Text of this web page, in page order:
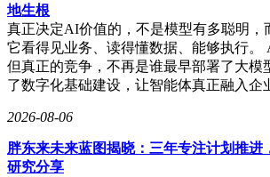
地生根
真正决定AI价值的，不是模型有多聪明，
它看得见业务、读得懂数据、能够执行。
但真正的竞争，不再是谁最早部署了大模
了数字化基础建设，让智能体真正融入
2026-08-06
胖东来未来蓝图揭晓：三年专注计划推进
研究分享